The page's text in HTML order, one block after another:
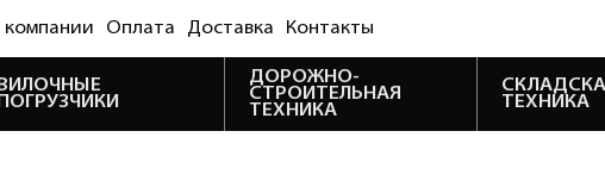
Оплата Доставка Контакты
ПОГРУЗЧИКИ
ДОРОЖНО-
СТРОИТЕЛЬНАЯ
ТЕХНИКА
ТЕХНИКА